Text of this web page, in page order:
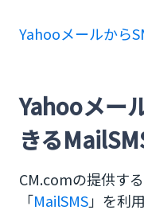
Yahooメールから
１.普段利用して
きるので、新し
２.最小限の投資
３.いつでも
Yahooメールから
Yahooメー
きる
CM.comの提供す
「MailSMS」を利